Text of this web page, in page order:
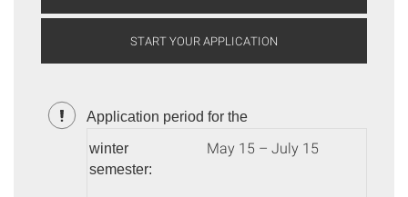
START YOUR APPLICATION
Application period for the
winter
semester:
May 15 – July 15